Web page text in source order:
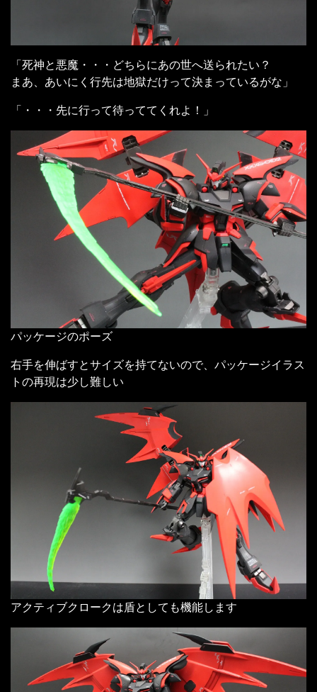
「死神と悪魔・・・どちらにあの世へ送られたい？
まあ、あいにく行先は地獄だけって決まっているがな」
「・・・先に行って待っててくれよ！」
パッケージのポーズ
右手を伸ばすとサイズを持てないので、パッケージイラス
トの再現は少し難しい
アクティブクロークは盾としても機能します